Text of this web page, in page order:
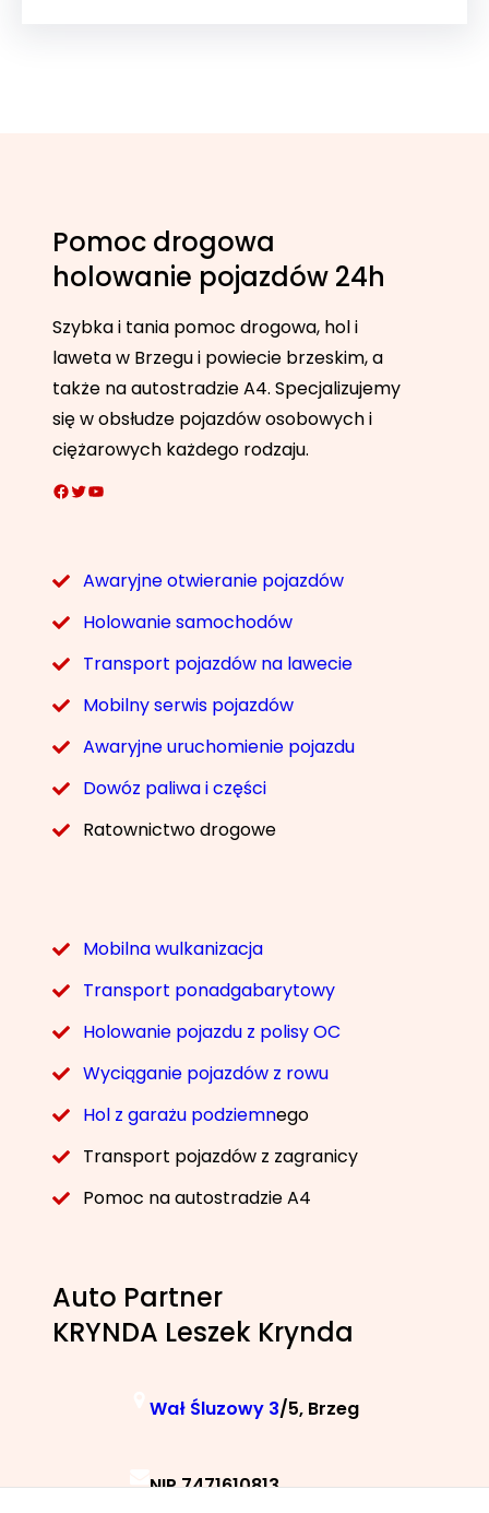
Pomoc drogowa
holowanie pojazdów 24h
Szybka i tania pomoc drogowa, hol i
laweta w Brzegu i powiecie brzeskim, a
także na autostradzie A4. Specjalizujemy
się w obsłudze pojazdów osobowych i
ciężarowych każdego rodzaju.
Facebook Twitter YouTube
Awaryjne otwieranie pojazdów
Holowanie samochodów
Transport pojazdów na lawecie
Mobilny serwis pojazdów
Awaryjne uruchomienie pojazdu
Dowóz paliwa i części
Ratownictwo drogowe
Mobilna wulkanizacja
Transport ponadgabarytowy
Holowanie pojazdu z polisy OC
Wyciąganie pojazdów z rowu
Hol z garażu podziemnego
Transport pojazdów z zagranicy
Pomoc na autostradzie A4
Auto Partner
KRYNDA Leszek Krynda
Wał Śluzowy 3/5, Brzeg
NIP 7471610813